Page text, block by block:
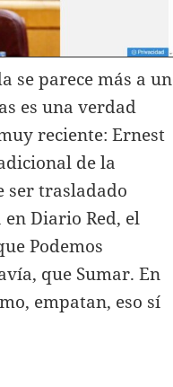
se parece más a un
es una verdad
reciente: Ernest
de la
ser trasladado
Diario Red, el
Podemos
que Sumar. En
empatan, eso sí